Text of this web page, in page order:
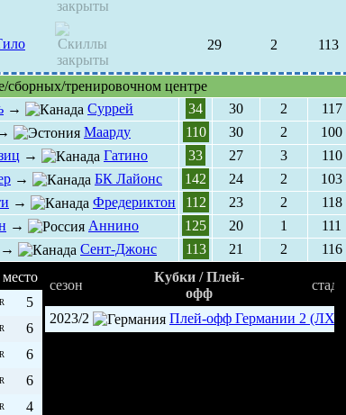
29 2 113
сборных/тренировочном центре
→ Суррей 34 30 2
117
Маарду 110 30 2
100
→ Гатино 33 27 3
110
→ БК Лайонс 142 24 2
103
→ Фредериктон 112 23 2
118
→ Аннино 125 20 1
111
→ Сент-Джонс 113 21 2
116
место
5
6
6
6
4
сезон
Кубки / Плей-
офф
стадия
2023/2 Плей-офф Германии 2 (ЛХЛ